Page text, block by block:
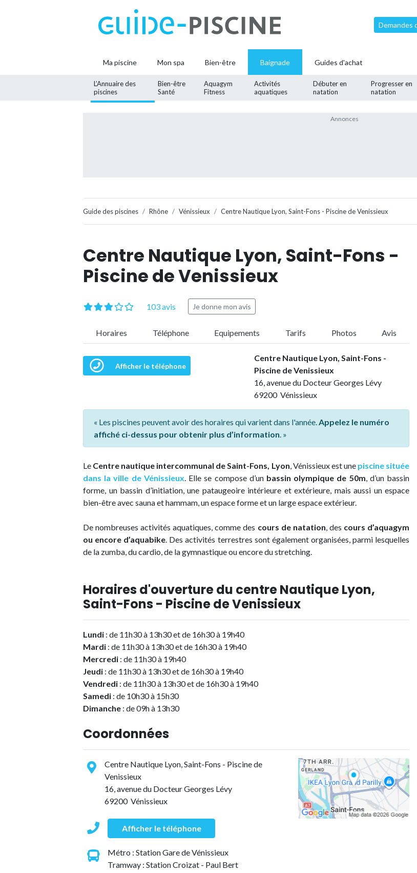
Demandes
Ma piscine Mon spa Bien-être Baignade
L’Annuaire des
piscines
Bien-être
Santé
Aquagym
Fitness
Activités
aquatiques
Débuter en
natation
Progresser en
natation
Guides d'achat
Guide des piscines Rhône Vénissieux Centre Nautique Lyon, Saint-Fons - Piscine de Venissieux
Centre Nautique Lyon, Saint-Fons -
Piscine de Venissieux
103 avis Je donne mon avis
Horaires Téléphone Equipements Tarifs Photos Avis
Afficher le téléphone
Centre Nautique Lyon, Saint-Fons -
Piscine de Venissieux
16, avenue du Docteur Georges Lévy
69200 Vénissieux
« Les piscines peuvent avoir des horaires qui varient dans l'année.Appelez le numéro
affiché ci-dessus pour obtenir plus d’information. »
Le Centre nautique intercommunal de Saint-Fons, Lyon, Vénissieux est une piscine située
dans la ville de Vénissieux. Elle se compose d’un bassin olympique de 50m, d’un bassin
forme, un bassin d’initiation, une pataugeoire intérieure et extérieure, mais aussi un espace
bien-être avec sauna et hammam, un espace forme et un large espace extérieur.
De nombreuses activités aquatiques, comme des cours de natation, des cours d’aquagym
ou encore d’aquabike. Des activités terrestres sont également organisées, parmi lesquelles
de la zumba, du cardio, de la gymnastique ou encore du stretching.
Horaires d'ouverture du centre Nautique Lyon,
Saint-Fons - Piscine de Venissieux
Lundi : de 11h30 à 13h30 et de 16h30 à 19h40
Mardi : de 11h30 à 13h30 et de 16h30 à 19h40
Mercredi : de 11h30 à 19h40
Jeudi : de 11h30 à 13h30 et de 16h30 à 19h40
Vendredi : de 11h30 à 13h30 et de 16h30 à 19h40
Samedi : de 10h30 à 15h30
Dimanche : de 09h à 13h30
Coordonnées
Centre Nautique Lyon, Saint-Fons - Piscine de
Venissieux
16, avenue du Docteur Georges Lévy
69200 Vénissieux
Afficher le téléphone
Métro : Station Gare de Vénissieux
Tramway : Station Croizat - Paul Bert